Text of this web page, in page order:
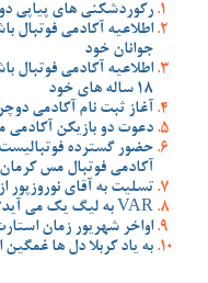
رکوردشکنی های پیاپی
اطلاعیه آکادمی فوتبال
جوانان خود
اطلاعیه آکادمی فوتبال
18 ساله های خود
آغاز ثبت نام آکادمی
دعوت دو بازیکن آکادمی
حضور گسترده
آکادمی فوتبال مس کرمان
تسلیت به آقای
VAR به لیگ یک می آید؟!
اواخر شهریور زمان
به یاد کربلا دل ها